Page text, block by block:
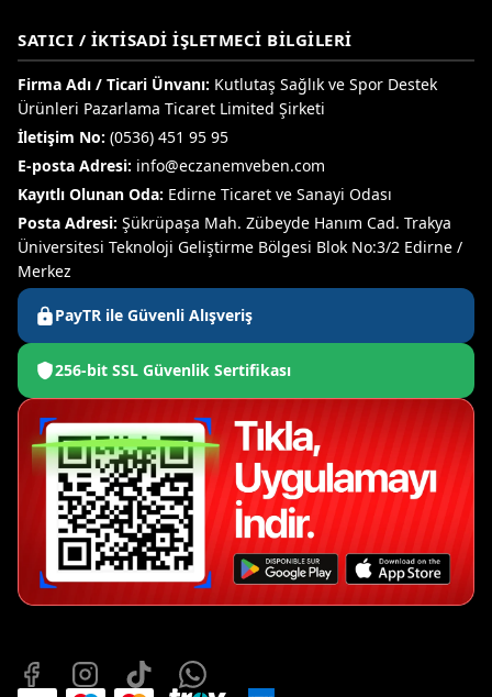
SATICI / İKTISADI İŞLETMECI BILGILERI
Firma Adı / Ticari Ünvanı: Kutlutaş Sağlık ve Spor Destek
Ürünleri Pazarlama Ticaret Limited Şirketi
İletişim No: (0536) 451 95 95
E-posta Adresi: info@eczanemveben.com
Kayıtlı Olunan Oda: Edirne Ticaret ve Sanayi Odası
Posta Adresi: Şükrüpaşa Mah. Zübeyde Hanım Cad. Trakya
Üniversitesi Teknoloji Geliştirme Bölgesi Blok No:3/2 Edirne /
Merkez
PayTR ile Güvenli Alışveriş
256-bit SSL Güvenlik Sertifikası